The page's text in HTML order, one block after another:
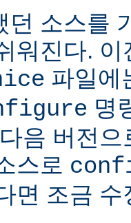
던 소스를
워진다.
파일에
명
음 버전
스로
면 조금